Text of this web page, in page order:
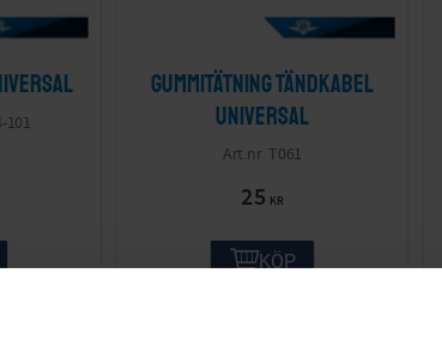
101
Gummitätning tändkabel
Universal
T061
25 KR
KÖP